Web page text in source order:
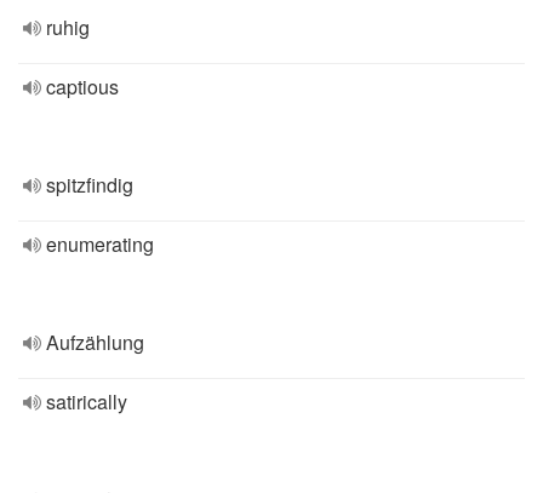
ruhig
captious
spitzfindig
enumerating
Aufzählung
satirically